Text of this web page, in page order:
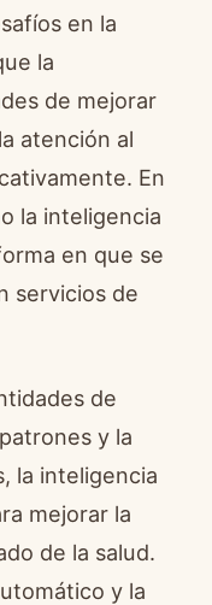
en la
la
de mejorar
atención al
En
la inteligencia
en que se
servicios de
de
y la
la inteligencia
mejorar la
de la salud.
y la